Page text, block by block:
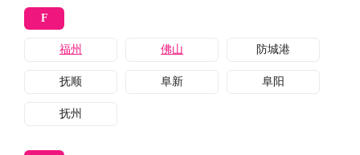
F
福州 佛山 防城港
抚顺 阜新 阜阳
抚州